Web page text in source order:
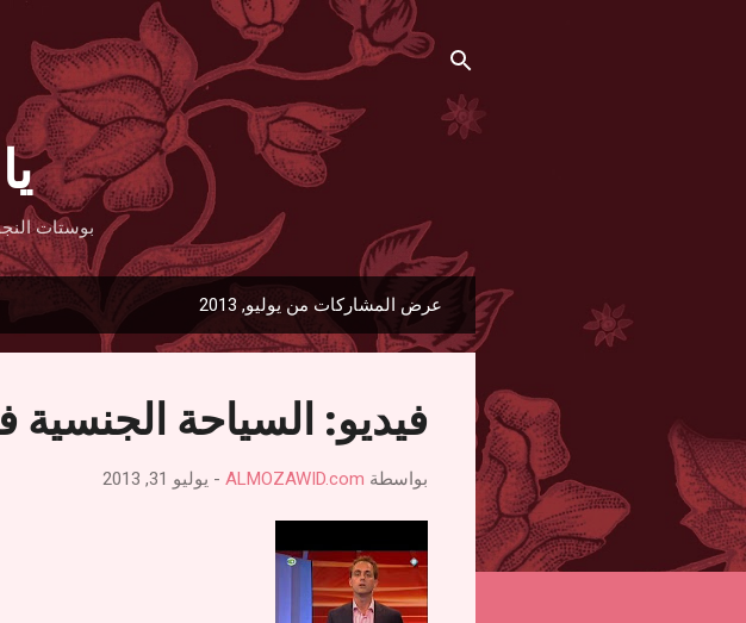
بوستات
ل
عرض المشاركات من يوليو, 2013
فيديو: السياحة
بواسطة ALMOZAWID.com
- يوليو 31, 2013